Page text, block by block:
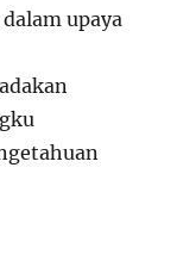
upaya